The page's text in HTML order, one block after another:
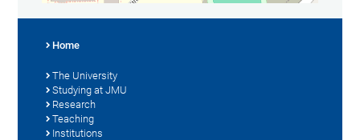
Home
The University
Studying at JMU
Research
Teaching
Institutions